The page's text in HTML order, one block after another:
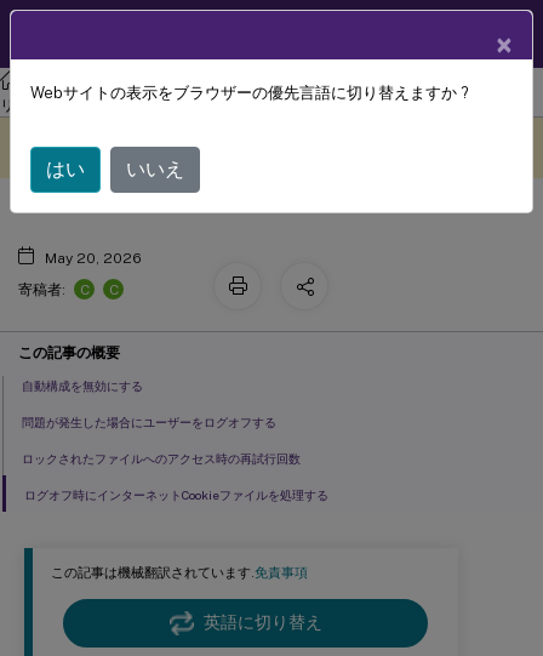
XenAppおよびXenDesktop
XenAppおよびXenDesktop 7.15 LTSR
リファレンス
この記事は機械翻訳されています.免責事項
英語に切り替え
翻訳されています。
高度なポリシー設定
May 20, 2026
寄稿者:
C C
この記事の概要
自動構成を無効にする
問題が発生した場合にユーザーをログオフする
ロックされたファイルへのアクセス時の再試行回数
ログオフ時にインターネットCookieファイルを処理する
×
Webサイトの表示をブラウザーの優先言語に切り替えますか ?
はい いいえ